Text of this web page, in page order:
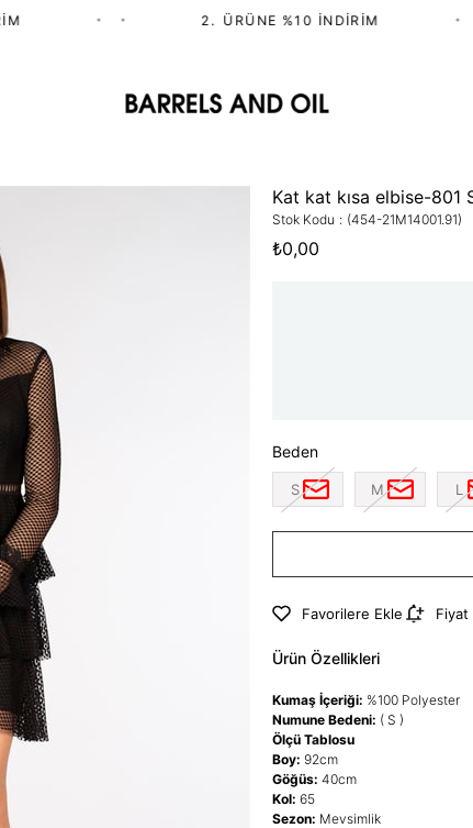
• 2.⁠ ⁠ÜRÜNE %10 İNDIRIM
Kat kat kısa elbise-801
Stok Kodu (454-21M14001.91)
₺0,00
Beden
S M L
Favorilere Ekle Fiyat
Ürün Özellikleri
Kumaş İçeriği: %100 Polyester
Numune Bedeni: ( S )
Ölçü Tablosu
Boy: 92cm
Göğüs: 40cm
Kol: 65
Sezon: Mevsimlik